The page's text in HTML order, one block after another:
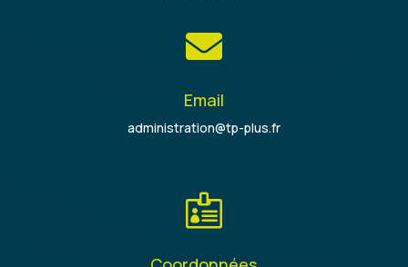

Email
administration@tp-plus.fr
